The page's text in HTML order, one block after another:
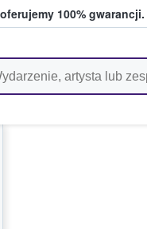
100% gwarancji.
bilety